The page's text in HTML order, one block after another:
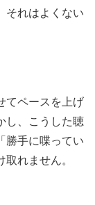
それはよくない
てペースを上げ
し、こうした聴
勝手に喋ってい
れません。